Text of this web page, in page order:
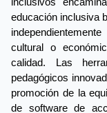
educación inclusiva
cultural o
calidad. Las
pedagógicos
promoción de la
de software de